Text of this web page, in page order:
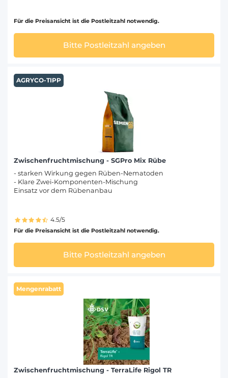
Für die Preisansicht ist die Postleitzahl notwendig.
Bitte Postleitzahl angeben
AGRYCO-TIPP
Zwischenfruchtmischung - SGPro Mix Rübe
- starken Wirkung gegen Rüben-Nematoden
- Klare Zwei-Komponenten-Mischung
Einsatz vor dem Rübenanbau
4.5/5
Für die Preisansicht ist die Postleitzahl notwendig.
Bitte Postleitzahl angeben
Mengenrabatt
Zwischenfruchtmischung - TerraLife Rigol TR